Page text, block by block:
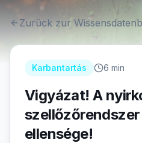
Zurück zur
Karbantartás 6 min
Vigyázat! A
ellensége!